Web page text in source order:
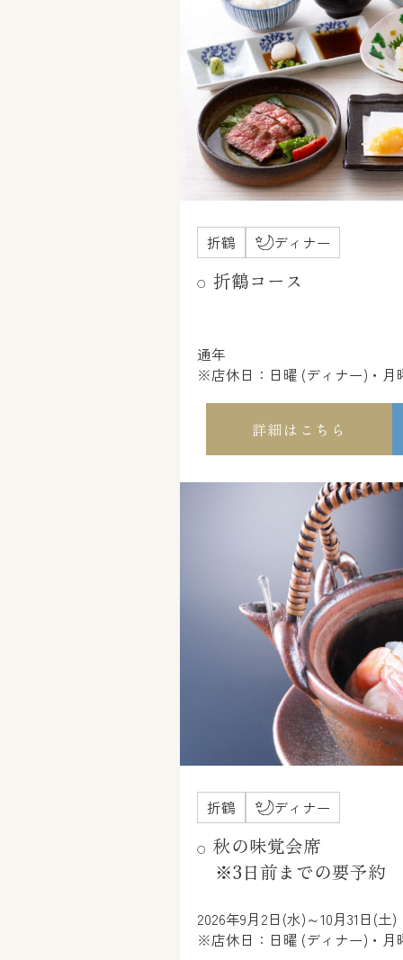
折鶴 ディナー
折鶴コース
通年
※店休日：日曜 (ディナー)・月
詳細はこちら
折鶴 ディナー
秋の味覚会席
※3日前までの要予約
2026年9月2日(水)～10月31日(土)
※店休日：日曜 (ディナー)・月